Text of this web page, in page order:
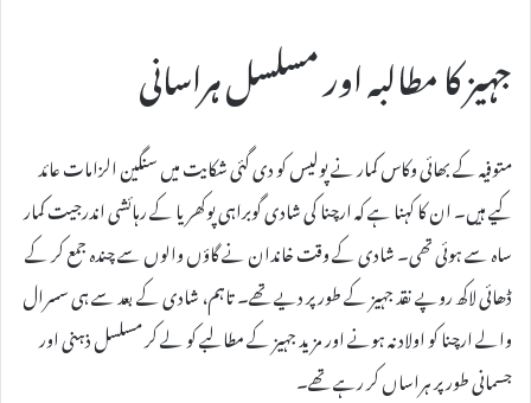
جہیز کا مطالبہ اور مسلسل ہراسانی
متوفیہ کے بھائی وکاس کمار نے پولیس کو دی گئی شکایت میں سنگین الزامات عائد
کیے ہیں۔ ان کا کہنا ہے کہ ارچنا کی شادی گوبراہی پوکھریا کے رہائشی اندرجیت کمار
ساہ سے ہوئی تھی۔ شادی کے وقت خاندان نے گاؤں والوں سے چندہ جمع کر کے
ڈھائی لاکھ روپے نقد جہیز کے طور پر دیے تھے۔ تاہم، شادی کے بعد سے ہی سسرال
والے ارچنا کو اولاد نہ ہونے اور مزید جہیز کے مطالبے کو لے کر مسلسل ذہنی اور
جسمانی طور پر ہراساں کر رہے تھے۔